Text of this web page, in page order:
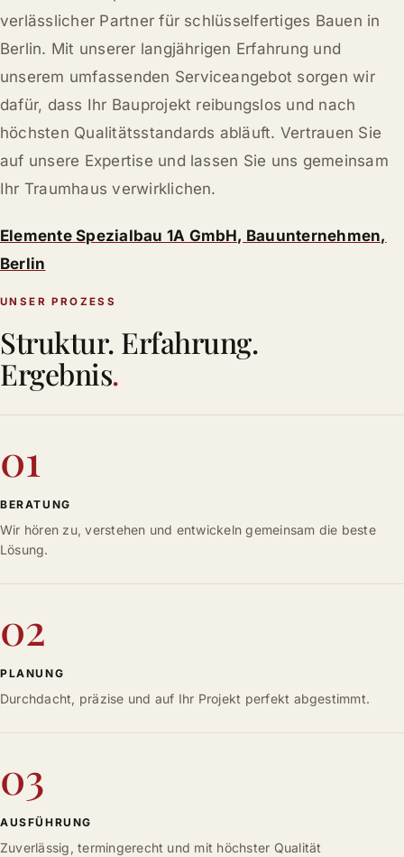
verlässlicher Partner für schlüsselfertiges Bauen in
Berlin. Mit unserer langjährigen Erfahrung und
unserem umfassenden Serviceangebot sorgen wir
dafür, dass Ihr Bauprojekt reibungslos und nach
höchsten Qualitätsstandards abläuft. Vertrauen Sie
auf unsere Expertise und lassen Sie uns gemeinsam
Ihr Traumhaus verwirklichen.
Elemente Spezialbau 1A GmbH, Bauunternehmen,
Berlin
UNSER PROZESS
Struktur. Erfahrung.
Ergebnis.
01
BERATUNG
Wir hören zu, verstehen und entwickeln gemeinsam die beste
Lösung.
02
PLANUNG
Durchdacht, präzise und auf Ihr Projekt perfekt abgestimmt.
03
AUSFÜHRUNG
Zuverlässig, termingerecht und mit höchster Qualität